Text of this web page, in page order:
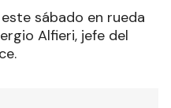
sábado en rueda
Alfieri, jefe del